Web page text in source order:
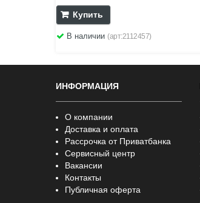
Купить
В наличии (арт:2112457)
ИНФОРМАЦИЯ
О компании
Доставка и оплата
Рассрочка от Приватбанка
Сервисный центр
Вакансии
Контакты
Публичная оферта